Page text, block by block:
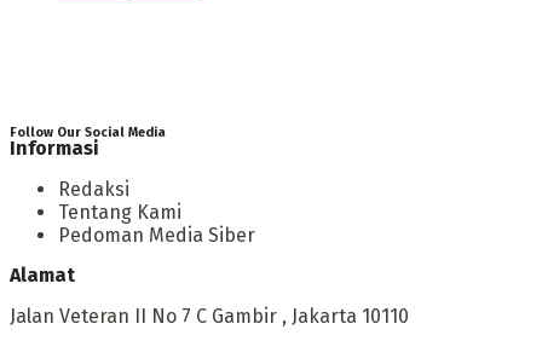
Follow Our Social Media
Informasi
Redaksi
Tentang Kami
Pedoman Media Siber
Alamat
Jalan Veteran II No 7 C Gambir , Jakarta 10110